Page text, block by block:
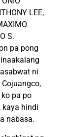
LEE,
S.
pa pong
ni
pa po
kaya hindi
nabasa.